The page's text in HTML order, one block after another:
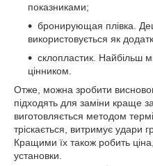
показниками;
бронирующая плівка.
використовується як
склопластик. Найбільш
цінником.
Отже, можна зробити
підходять для заміни краще
виготовляється методом
тріскається, витримує удари
Кращими їх також робить
установки.